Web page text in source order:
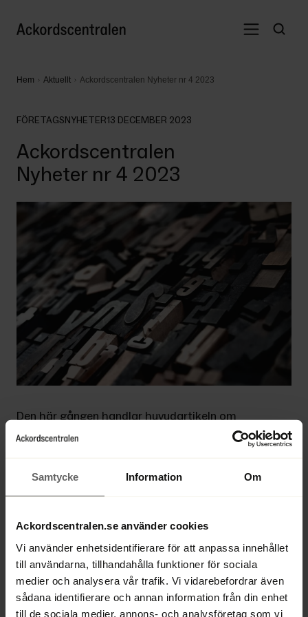
Samtycke Information Om
Ackordscentralen.se använder cookies
Vi använder enhetsidentifierare för att anpassa innehållet
till användarna, tillhandahålla funktioner för sociala
medier och analysera vår trafik. Vi vidarebefordrar även
sådana identifierare och annan information från din enhet
till de sociala medier, annons- och analysföretag som vi
Hem Aktuellt Ackordscentralen Nyheter nr 4 2023
FÖRETAGSNYHETER13 DECEMBER 2023
Ackordscentralen
Nyheter nr 4 2023
Den här gången handlar huvudartikeln om
den framgångsrika rekonstruktionen av
som togs i bruk i fjol, och det handlade om
och komplext företag. Totalt har fem
kontor deltagit i arbetet.
Ur innehållet: Komplex men framgångsrik
rekonstruktion av Babyshop. | Ökad